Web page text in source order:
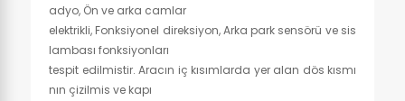
adyo, Ön ve arka camlar
elektrikli, Fonksiyonel direksiyon, Arka park sensörü ve sis
lambası fonksiyonları
tespit edilmistir. Aracın iç kısımlarda yer alan dös kısmı
nın çizilmis ve kapı